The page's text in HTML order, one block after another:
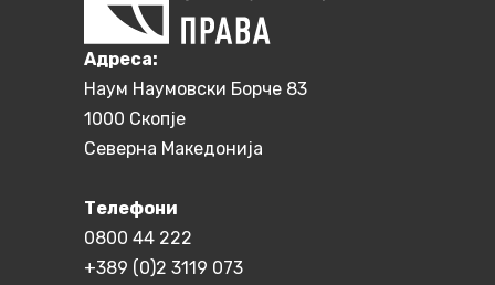
Aдреса:
Наум Наумовски Борче 83
1000 Скопје
Северна Македонија
Телефони
0800 44 222
+389 (0)2 3119 073